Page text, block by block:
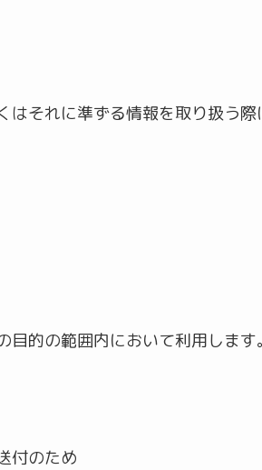
それに準ずる情報を取り扱う
目的の範囲内において利用します
付のため